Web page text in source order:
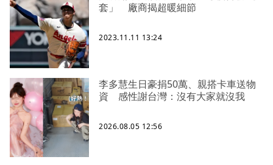
套」 廠商揭超暖細節
2023.11.11 13:24
李多慧生日豪捐50萬、親搭卡車送物
資 感性謝台灣：沒有大家就沒我
2026.08.05 12:56